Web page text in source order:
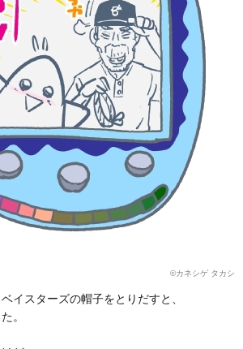
©カネシゲ タカシ
イスターズの帽子をとりだすと、
。